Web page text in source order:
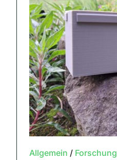
Allgemein / Forschung